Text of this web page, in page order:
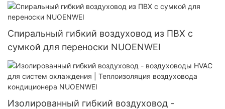
Спиральный гибкий воздуховод из ПВХ с
сумкой для переноски NUOENWEI
Изолированный гибкий воздуховод -